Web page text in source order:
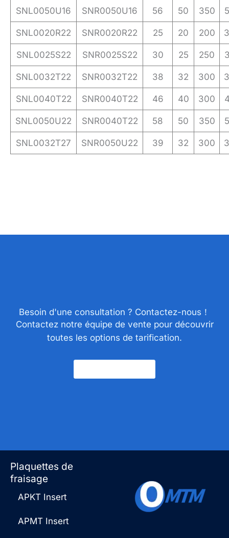
SNL0050U16 SNR0050U16 56 50 350
SNL0020R22 SNR0020R22 25 20 200
SNL0025S22 SNR0025S22 30 25 250
SNL0032T22 SNR0032T22 38 32 300
SNL0040T22 SNR0040T22 46 40 300
SNL0050U22 SNR0040T22 58 50 350
SNL0032T27 SNR0050U22 39 32 300
Besoin d'une consultation ? Contactez-nous！
Contactez notre équipe de vente pour découvrir
toutes les options de tarification.
Plaquettes de
fraisage
APKT Insert
APMT Insert